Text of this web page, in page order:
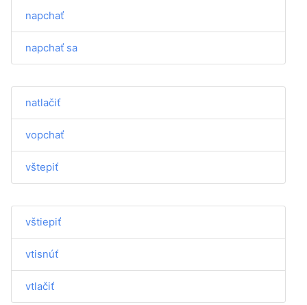
napchať
napchať sa
natlačiť
vopchať
vštepiť
vštiepiť
vtisnúť
vtlačiť